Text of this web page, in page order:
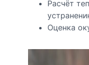
Расчёт
Оценка